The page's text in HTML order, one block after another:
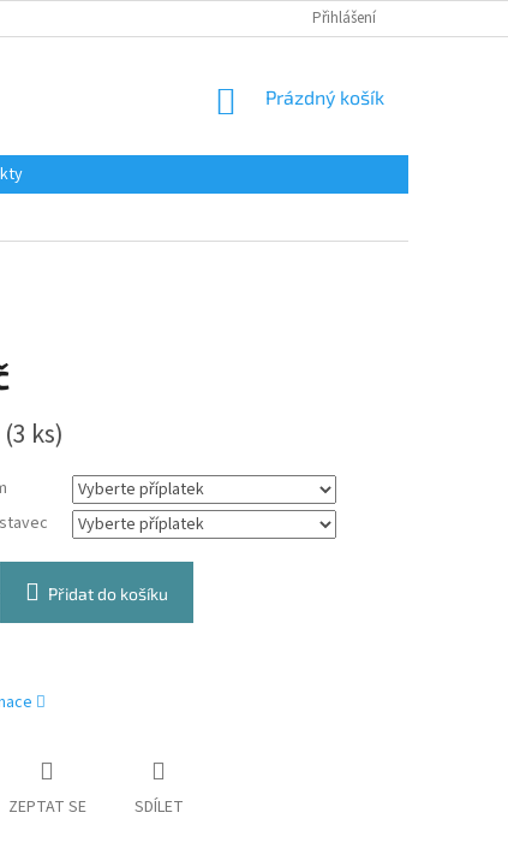
ÚDAJŮ Přihlášení
NÁKUPNÍ
Prázdný košík
(3 ks)
Přidat do košíku
ZEPTAT SE SDÍLET